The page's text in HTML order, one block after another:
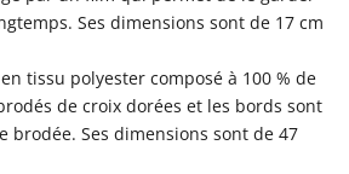
Ses dimensions sont de 17 cm
tissu polyester composé à 100 % de
de croix dorées et les bords sont
brodée. Ses dimensions sont de 47